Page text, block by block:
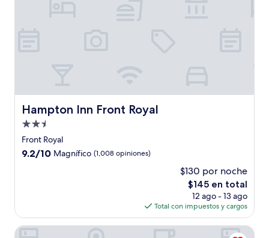
Hampton Inn Front Royal
Hampton Inn Front Royal
Propiedad
de
2.5
Front Royal
9.2
9.2/10 Magnífico (1,008 opiniones)
$130 por noche
El
precio
actual
es
de
$145 en total
12 ago - 13 ago
Total con impuestos y cargos
Skyland